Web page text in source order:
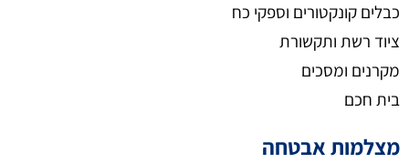
כבלים קונקטורים וספקי כח
ציוד רשת ותקשורת
מקרנים ומסכים
בית חכם
מצלמות אבטחה